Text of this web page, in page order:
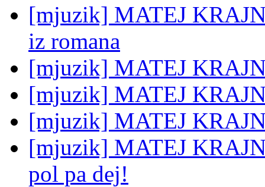
[mjuzik] MATEJ
iz romana
[mjuzik] MATEJ
[mjuzik] MATEJ
[mjuzik] MATEJ
[mjuzik] MATEJ
pol pa dej!